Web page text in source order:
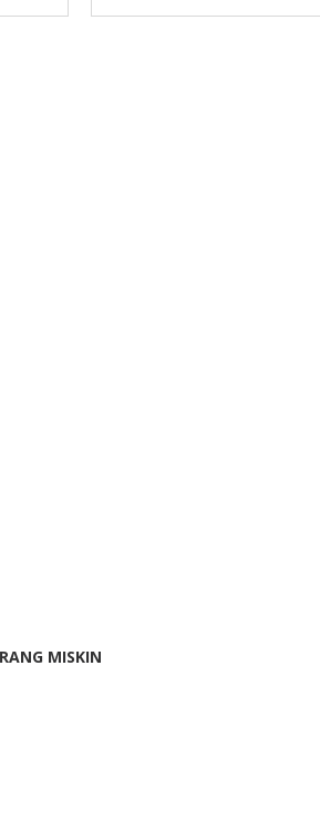
MISKIN